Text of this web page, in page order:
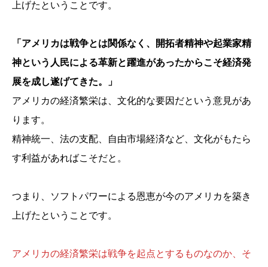
上げたということです。
「アメリカは戦争とは関係なく、開拓者精神や起業家精
神という人民による革新と躍進があったからこそ経済発
展を成し遂げてきた。」
アメリカの経済繁栄は、文化的な要因だという意見があ
ります。
精神統一、法の支配、自由市場経済など、文化がもたら
す利益があればこそだと。
つまり、ソフトパワーによる恩恵が今のアメリカを築き
上げたということです。
アメリカの経済繁栄は戦争を起点とするものなのか、そ